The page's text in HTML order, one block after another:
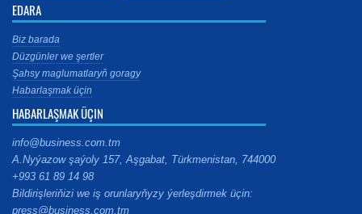
EDARA
Biz barada
Düzgünler we şertler
Şahsy maglumatlaryň goragy
Habarlaşmak üçin
HABARLAŞMAK ÜÇIN
info@business.com.tm
A.Nyýazow şaýoly 157, Aşgabat, Türkmenistan, 744000
+993 61 89 14 98
Bildirişleriňizi we iş orunlaryňyzy ýerleşdirmek üçin:
press@business.com.tm